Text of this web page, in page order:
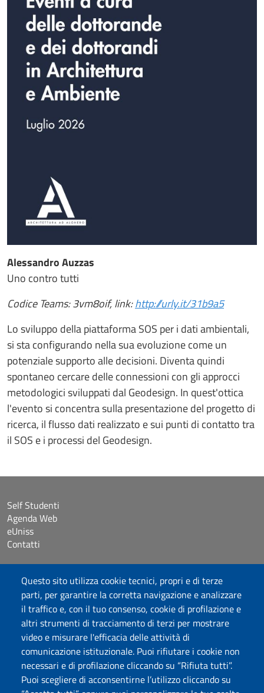
Questo sito utilizza cookie tecnici, propri e di terze
parti, per garantire la corretta navigazione e analizzare
il traffico e, con il tuo consenso, cookie di profilazione e
altri strumenti di tracciamento di terzi per mostrare
video e misurare l'efficacia delle attività di
comunicazione istituzionale. Puoi rifiutare i cookie non
necessari e di profilazione cliccando su “Rifiuta tutti”.
Puoi scegliere di acconsentirne l’utilizzo cliccando su
Alessandro Auzzas
Uno contro tutti
Codice Teams: 3vm8oif, link:http://urly.it/31b9a5
Lo sviluppo della piattaforma SOS per i dati ambientali,
si sta configurando nella sua evoluzione come un
potenziale supporto alle decisioni. Diventa quindi
spontaneo cercare delle connessioni con gli approcci
metodologici sviluppati dal Geodesign. In quest'ottica
l'evento si concentra sulla presentazione del progetto di
ricerca, il flusso dati realizzato e sui punti di contatto tra
il SOS e i processi del Geodesign.
Self Studenti
Agenda Web
eUniss
Contatti
Accessibilità
Dichiarazione di accessibilità
Cookie settings
Mappa del sito
Protocollo
Seguici su